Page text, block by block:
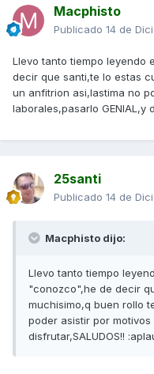
Macphisto
Publicado 14 de
Llevo tanto tiempo leyendo
decir que santi,te lo estas
un anfitrion asi,lastima no
laborales,pasarlo GENIAL,y
25santi
Publicado 14 de
Macphisto dijo:
Llevo tanto tiempo
"conozco",he de decir
muchisimo,q buen rollo
poder asistir por motivos
disfrutar,SALUDOS!!